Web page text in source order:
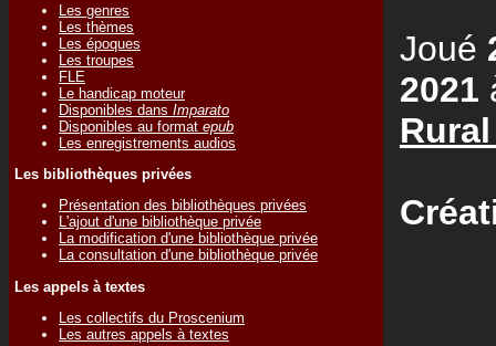
Les genres
Les thèmes
Les époques
Les troupes
FLE
Le handicap moteur
Disponibles dans Imparato
Disponibles au format epub
Les enregistrements audios
Les bibliothèques privées
Présentation des bibliothèques privées
L'ajout d'une bibliothèque privée
La modification d'une bibliothèque privée
La consultation d'une bibliothèque privée
Les appels à textes
Les collectifs du Proscenium
Les autres appels à textes
Joué
2021